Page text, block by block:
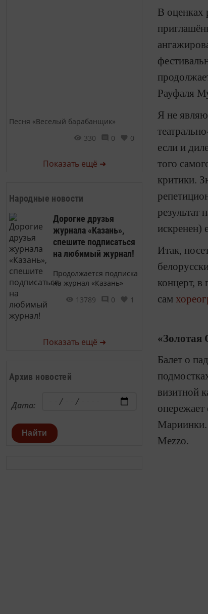
Песня «Веселый барабанщик»
330
0 0
Показать ещё ➜
Народные новости
Дорогие друзья
журнала «Казань»,
спешите подписаться
на любимый журнал!
Продолжается подписка
на журнал «Казань»
13789
0 1
Показать ещё ➜
Архив новостей
Дата:
Найти
В оценках
Рауфаля
Я не
если и
того
критики.
искренен)
Итак,
концерт,
сам
«Золотая
Балет о
визитной
опережает
Мариинки.
Мezzo.